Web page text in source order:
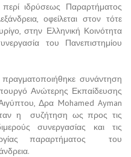
ιδρύσεως Παραρτήματος
οφείλεται στον τότε
στην Ελληνική Κοινότητα
του Πανεπιστημίου
συνάντηση
Ανώτερης Εκπαίδευσης
Δρα Mohamed Ayman
η συζήτηση ως προς τις
συνεργασίας και τις
παραρτήματος του